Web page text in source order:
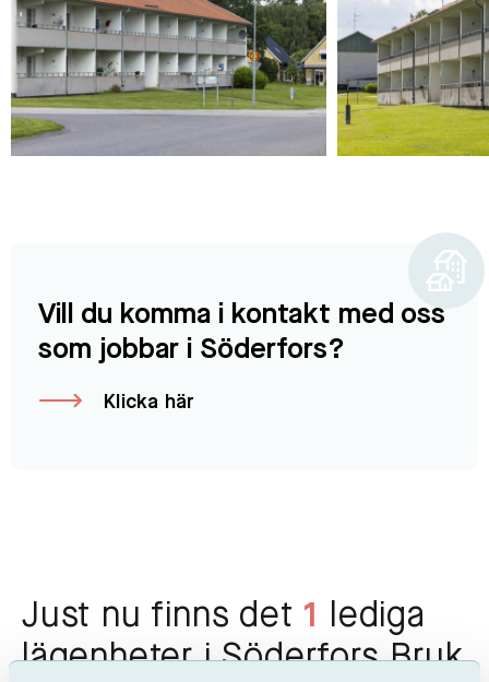
Vill du komma i kontakt med oss
som jobbar i Söderfors?
Klicka här
Just nu finns det 1 lediga
lägenheter i Söderfors Bruk